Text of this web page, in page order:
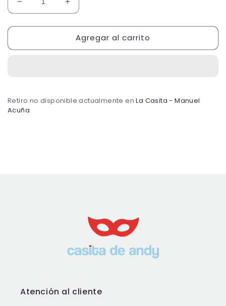
Reducir
cantidad
para
despedida
Aumentar
cantidad
para
Gia
despedida
Agregar al carrito
Retiro no disponible actualmente enLa Casita - Manuel
Acuña
Atención al cliente